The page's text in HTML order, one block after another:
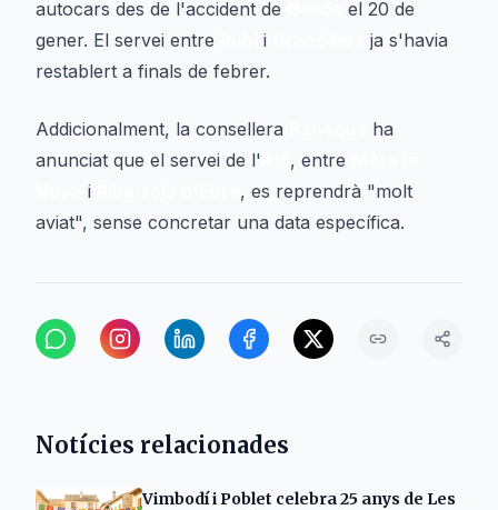
autocars des de l'accident de
el 20 de
gener. El servei entre
i
ja s'havia
restablert a finals de febrer.
Addicionalment, la consellera
ha
anunciat que el servei de l'
, entre
i
, es reprendrà "molt
aviat", sense concretar una data específica.
Notícies relacionades
Vimbodí i Poblet celebra 25 anys de Les